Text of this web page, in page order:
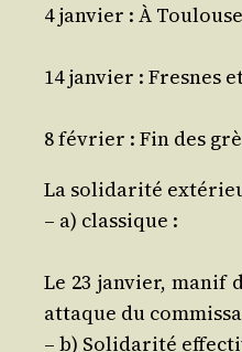
4 jan­vier : À
14 jan­vier : Fresnes
8 février : Fin des
La soli­da­ri­té
– a) classique :
Le 23 jan­vier, manif
attaque du
– b) Soli­da­ri­té